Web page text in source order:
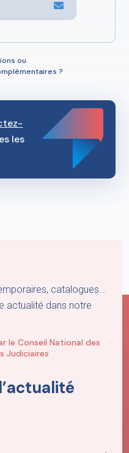
ou
?
les
catalogues…
actualité dans notre
le Conseil National des
Judiciaires